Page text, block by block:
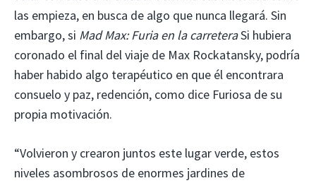
las empieza, en busca de algo que nunca llegará. Sin
embargo, si Mad Max: Furia en la carreteraSi hubiera
coronado el final del viaje de Max Rockatansky, podría
haber habido algo terapéutico en que él encontrara
consuelo y paz, redención, como dice Furiosa de su
propia motivación.
“Volvieron y crearon juntos este lugar verde, estos
niveles asombrosos de enormes jardines de